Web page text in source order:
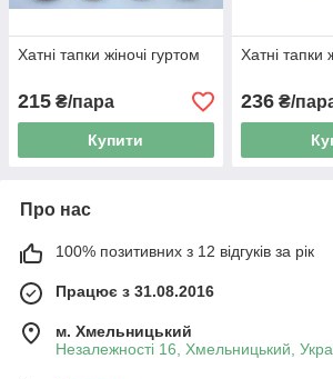
Хатні тапки жіночі гуртом
215 ₴/пара
Купити
Хатні тапки
236₴/
Про нас
100% позитивних з 12 відгуків за рік
Працює з 31.08.2016
м. Хмельницький
Незалежності 16, Хмельницький,